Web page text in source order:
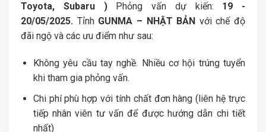
Toyota, Subaru )
Phỏng vấn dự kiến: 19 -
20/05/2025. Tỉnh GUNMA – NHẬT BẢN với chế độ
đãi ngộ và các ưu điểm như sau:
Không yêu cầu tay nghề. Nhiều cơ hội trúng tuyển
khi tham gia phỏng vấn.
Chi phí phù hợp với tính chất đơn hàng (liên hệ trực
tiếp nhân viên tư vấn để được hướng dẫn chi tiết
nhất)